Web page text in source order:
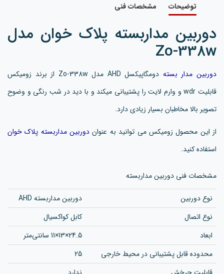
توضیحات مشخصات فنی
دوربین مداربسته پلاک خوان مدل
Zo-338w
دوربین مدار بسته
دومگاپیکسل AHD مدل Zo-338w از برند زومیکس
قابلیت wdr و وارم لایت را پشتیبانی میکند و با دید در شب رنگی و وضوح
تصویر بالا مخاطبان بسیار زیادی دارد.
از این محصول زومیکس می توانید به عنوان دوربین مداربسته پلاک خوان
استفاده کنید.
مشخصات فنی دوربین مداربسته
نوع دوربین
دوربین مداربسته AHD
نوع اتصال
کابل کواکسیال
ابعاد
24.5×13×11 سانتی‌متر
محدوده قابل پشتیبانی در محیط خارجی
25